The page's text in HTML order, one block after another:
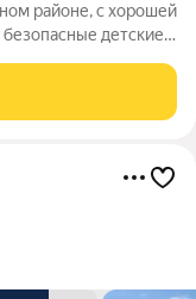
районе, с хорошей
детские